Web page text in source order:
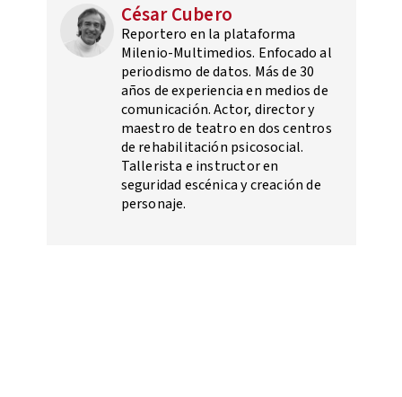
César Cubero
Reportero en la plataforma
Milenio-Multimedios. Enfocado al
periodismo de datos. Más de 30
años de experiencia en medios de
comunicación. Actor, director y
maestro de teatro en dos centros
de rehabilitación psicosocial.
Tallerista e instructor en
seguridad escénica y creación de
personaje.